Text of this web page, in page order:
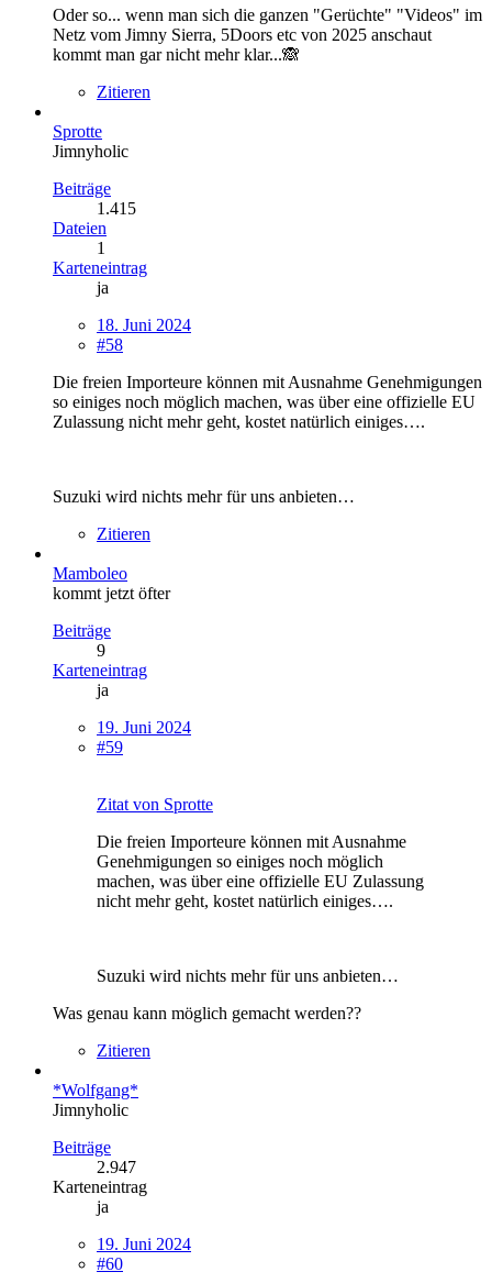
Oder so... wenn man sich die ganzen "Gerüchte" "Videos" im
Netz vom Jimny Sierra, 5Doors etc von 2025 anschaut
kommt man gar nicht mehr klar...🙈
Zitieren
Sprotte
Jimnyholic
Beiträge
1.415
Dateien
1
Karteneintrag
ja
18. Juni 2024
#58
Die freien Importeure können mit Ausnahme Genehmigungen
so einiges noch möglich machen, was über eine offizielle EU
Zulassung nicht mehr geht, kostet natürlich einiges….
Suzuki wird nichts mehr für uns anbieten…
Zitieren
Mamboleo
kommt jetzt öfter
Beiträge
9
Karteneintrag
ja
19. Juni 2024
#59
Zitat von Sprotte
Die freien Importeure können mit Ausnahme
Genehmigungen so einiges noch möglich
machen, was über eine offizielle EU Zulassung
nicht mehr geht, kostet natürlich einiges….
Suzuki wird nichts mehr für uns anbieten…
Was genau kann möglich gemacht werden??
Zitieren
*Wolfgang*
Jimnyholic
Beiträge
2.947
Karteneintrag
ja
19. Juni 2024
#60